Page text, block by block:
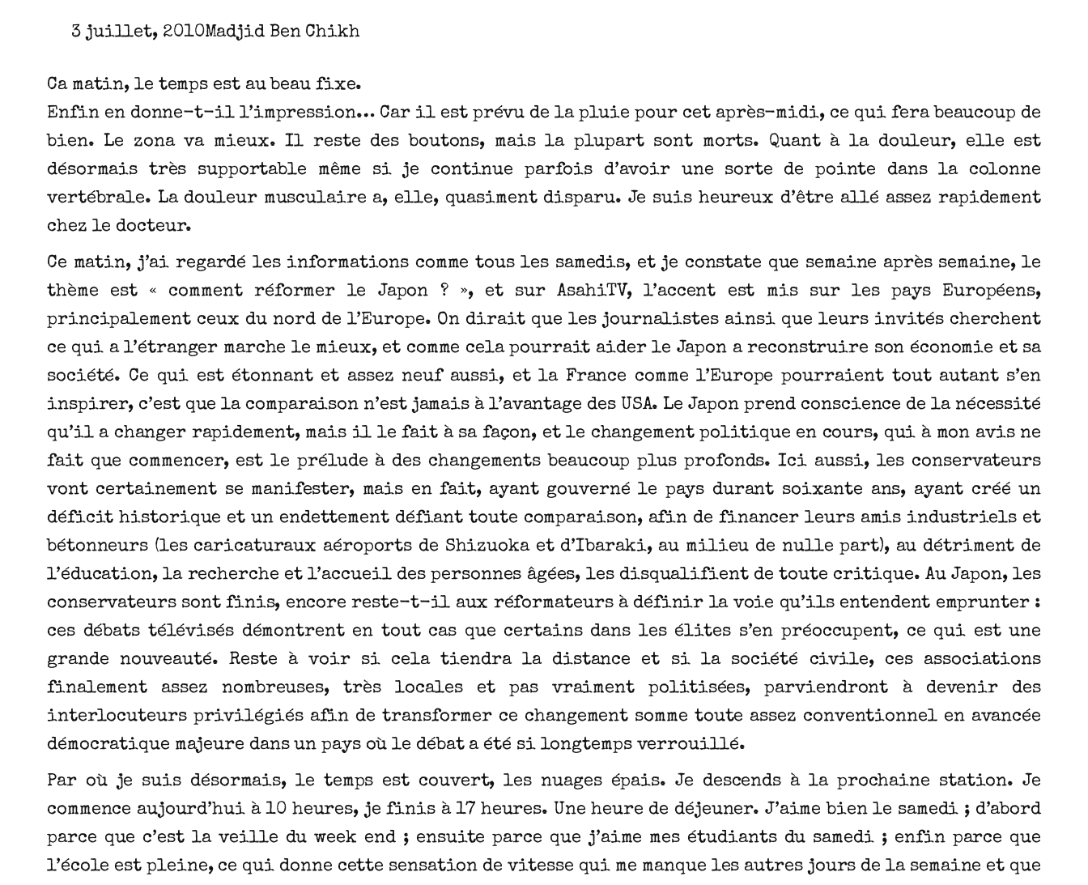
3 juillet, 2010Madjid Ben Chikh
Ca matin, le temps est au beau fixe.
Enfin en donne-t-il l’impression… Car il est prévu de la pluie pour cet après-midi, ce qui fera beaucoup de
bien. Le zona va mieux. Il reste des boutons, mais la plupart sont morts. Quant à la douleur, elle est
désormais très supportable même si je continue parfois d’avoir une sorte de pointe dans la colonne
vertébrale. La douleur musculaire a, elle, quasiment disparu. Je suis heureux d’être allé assez rapidement
chez le docteur.
Ce matin, j’ai regardé les informations comme tous les samedis, et je constate que semaine après semaine, le
thème est « comment réformer le Japon ? », et sur AsahiTV, l’accent est mis sur les pays Européens,
principalement ceux du nord de l’Europe. On dirait que les journalistes ainsi que leurs invités cherchent
ce qui a l’étranger marche le mieux, et comme cela pourrait aider le Japon a reconstruire son économie et sa
société. Ce qui est étonnant et assez neuf aussi, et la France comme l’Europe pourraient tout autant s’en
inspirer, c’est que la comparaison n’est jamais à l’avantage des USA. Le Japon prend conscience de la nécessité
qu’il a changer rapidement, mais il le fait à sa façon, et le changement politique en cours, qui à mon avis ne
fait que commencer, est le prélude à des changements beaucoup plus profonds. Ici aussi, les conservateurs
vont certainement se manifester, mais en fait, ayant gouverné le pays durant soixante ans, ayant créé un
déficit historique et un endettement défiant toute comparaison, afin de financer leurs amis industriels et
bétonneurs (les caricaturaux aéroports de Shizuoka et d’Ibaraki, au milieu de nulle part), au détriment de
l’éducation, la recherche et l’accueil des personnes âgées, les disqualifient de toute critique. Au Japon, les
conservateurs sont finis, encore reste-t-il aux réformateurs à définir la voie qu’ils entendent emprunter :
ces débats télévisés démontrent en tout cas que certains dans les élites s’en préoccupent, ce qui est une
grande nouveauté. Reste à voir si cela tiendra la distance et si la société civile, ces associations
finalement assez nombreuses, très locales et pas vraiment politisées, parviendront à devenir des
interlocuteurs privilégiés afin de transformer ce changement somme toute assez conventionnel en avancée
démocratique majeure dans un pays où le débat a été si longtemps verrouillé.
Par où je suis désormais, le temps est couvert, les nuages épais. Je descends à la prochaine station. Je
commence aujourd’hui à 10 heures, je finis à 17 heures. Une heure de déjeuner. J’aime bien le samedi ; d’abord
parce que c’est la veille du week end ; ensuite parce que j’aime mes étudiants du samedi ; enfin parce que
l’école est pleine, ce qui donne cette sensation de vitesse qui me manque les autres jours de la semaine et que